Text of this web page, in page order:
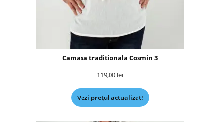
Camasa traditionala Cosmin 3
119,00 lei
Vezi prețul actualizat!